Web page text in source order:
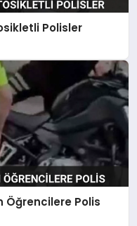
Polisler
Öğrencilere Polis